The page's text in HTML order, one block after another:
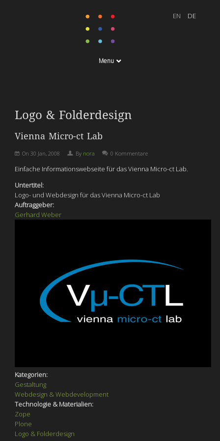
Menu
Logo & Folderdesign
Vienna Micro-ct Lab
On 30 Jan, 2008 By nora 0 Kommentare
Einfache Informationswebseite für das Vienna Micro-ct Lab.
Untertitel:
Logo- und Webdesign für das Vienna Micro-ct Lab
Auftraggeber:
Gerhard Weber
Kategorien:
Gestaltung
Webdesign & Webdevelopment
Technologie & Materialien:
Zope
Plone
Logo & Folderdesign